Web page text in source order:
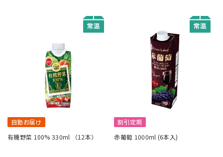
自動お届け
有機野菜 100% 330ml （12本）
割引定期
赤葡萄 1000ml (6本入)